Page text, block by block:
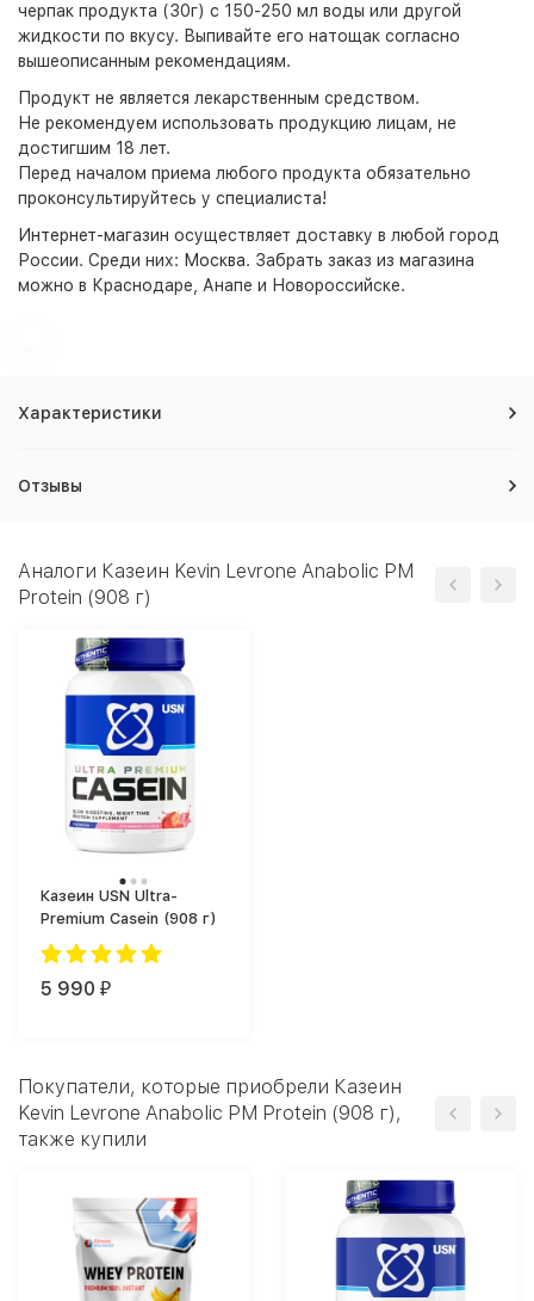
черпак продукта (30г) с 150-250 мл воды или другой
жидкости по вкусу. Выпивайте его натощак согласно
вышеописанным рекомендациям.
Продукт не является лекарственным средством.
Не рекомендуем использовать продукцию лицам, не
достигшим 18 лет.
Перед началом приема любого продукта обязательно
проконсультируйтесь у специалиста!
Интернет-магазин осуществляет доставку в любой город
России. Среди них: Москва. Забрать заказ из магазина
можно в Краснодаре, Анапе и Новороссийске.
Характеристики
Отзывы
Аналоги Казеин Kevin Levrone Anabolic PM
Protein (908 г)
Казеин USN Ultra-
Premium Casein (908 г)
5 990 ₽
Покупатели, которые приобрели Казеин
Kevin Levrone Anabolic PM Protein (908 г),
также купили